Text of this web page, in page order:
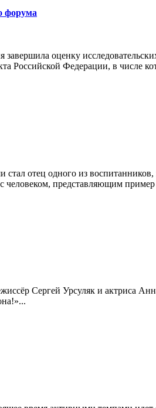
форума
оценку
Российской Федерации, в числе
отец одного из
человеком, представляющим
Сергей Урсуляк и актриса